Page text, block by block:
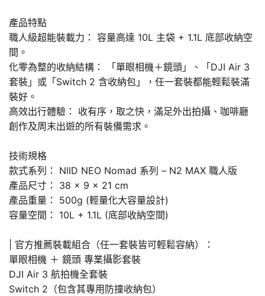
產品特點
職人級超能裝載力： 容量高達 10L 主袋 + 1.1L 底部收納空
間。
化零為整的收納結構： 「單眼相機＋鏡頭」、「DJI Air 3
套裝」或「Switch 2 含收納包」，任一套裝都能輕鬆裝滿
裝好。
高效出行體驗： 收有序，取之快，滿足外出拍攝、咖啡廳
創作及周末出遊的所有裝備需求。
技術規格
款式系列： NIID NEO Nomad 系列 – N2 MAX 職人版
產品尺寸： 38 × 9 × 21 cm
產品重量： 500g (輕量化大容量設計)
容量空間： 10L + 1.1L (底部收納空間)
| 官方推薦裝載組合（任一套裝皆可輕鬆容納）：
單眼相機 ＋ 鏡頭 專業攝影套裝
DJI Air 3 航拍機全套裝
Switch 2（包含其專用防撞收納包）